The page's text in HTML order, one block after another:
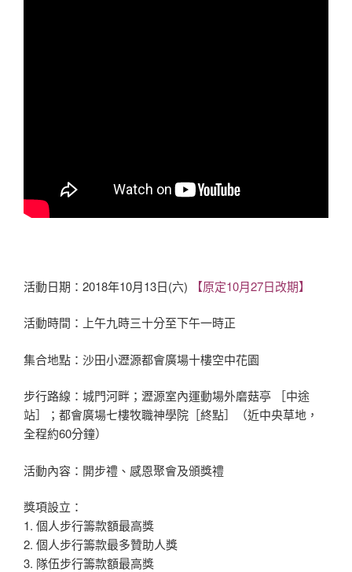
活動日期：2018年10月13日(六) 【原定10月27日改期】
活動時間：上午九時三十分至下午一時正
集合地點：沙田小瀝源都會廣場十樓空中花園
步行路線：城門河畔；瀝源室內運動場外磨菇亭 ［中途
站］；都會廣場七樓牧職神學院［終點］（近中央草地，
全程約60分鐘）
活動內容：開步禮、感恩聚會及頒獎禮
獎項設立：
1. 個人步行籌款額最高獎
2. 個人步行籌款最多贊助人獎
3. 隊伍步行籌款額最高獎